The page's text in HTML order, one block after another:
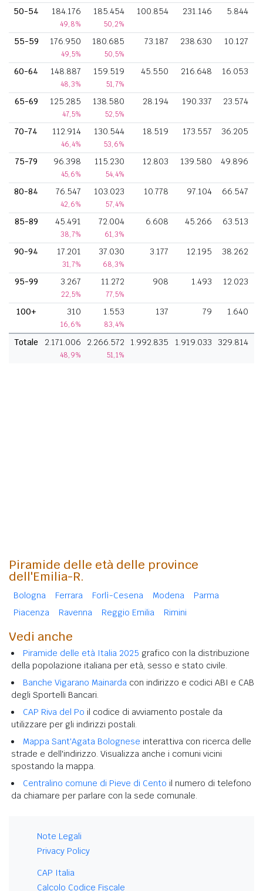
50-54 184.176
49,8%
185.454
50,2%
100.854 231.146 5.844
55-59 176.950
49,5%
180.685
50,5%
73.187 238.630 10.127
60-64 148.887
48,3%
159.519
51,7%
45.550 216.648 16.053
65-69 125.285
47,5%
138.580
52,5%
28.194 190.337 23.574
70-74 112.914
46,4%
130.544
53,6%
18.519 173.557 36.205
75-79 96.398
45,6%
115.230
54,4%
12.803 139.580 49.896
80-84 76.547
42,6%
103.023
57,4%
10.778 97.104 66.547
85-89 45.491
38,7%
72.004
61,3%
6.608 45.266 63.513
90-94 17.201
31,7%
37.030
68,3%
3.177 12.195 38.262
95-99 3.267
22,5%
11.272
77,5%
908 1.493 12.023
100+ 310
16,6%
1.553
83,4%
137 79 1.640
Totale 2.171.006
48,9%
2.266.572
51,1%
1.992.835 1.919.033 329.814
Piramide delle età delle province
dell'Emilia-R.
Bologna Ferrara Forlì-Cesena Modena
Parma
Piacenza
Ravenna Reggio Emilia Rimini
Vedi anche
Piramide delle età Italia 2025 grafico con la distribuzione
della popolazione italiana per età, sesso e stato civile.
Banche Vigarano Mainarda con indirizzo e codici ABI e CAB
degli Sportelli Bancari.
CAP Riva del Po il codice di avviamento postale da
utilizzare per gli indirizzi postali.
Mappa Sant'Agata Bolognese interattiva con ricerca delle
strade e dell'indirizzo. Visualizza anche i comuni vicini
spostando la mappa.
Centralino comune di Pieve di Cento il numero di telefono
da chiamare per parlare con la sede comunale.
Note Legali
Privacy Policy
CAP Italia
Calcolo Codice Fiscale